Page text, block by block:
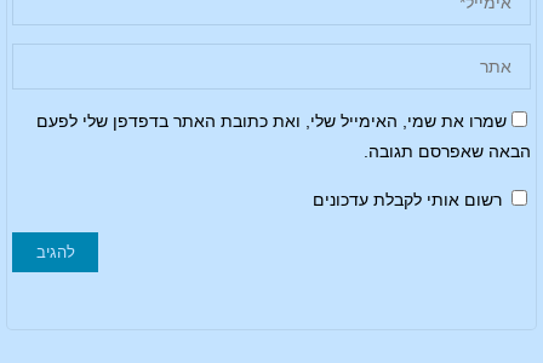
שמרו את שמי, האימייל שלי, ואת כתובת האתר בדפדפן שלי לפעם
הבאה שאפרסם תגובה.
רשום אותי לקבלת עדכונים